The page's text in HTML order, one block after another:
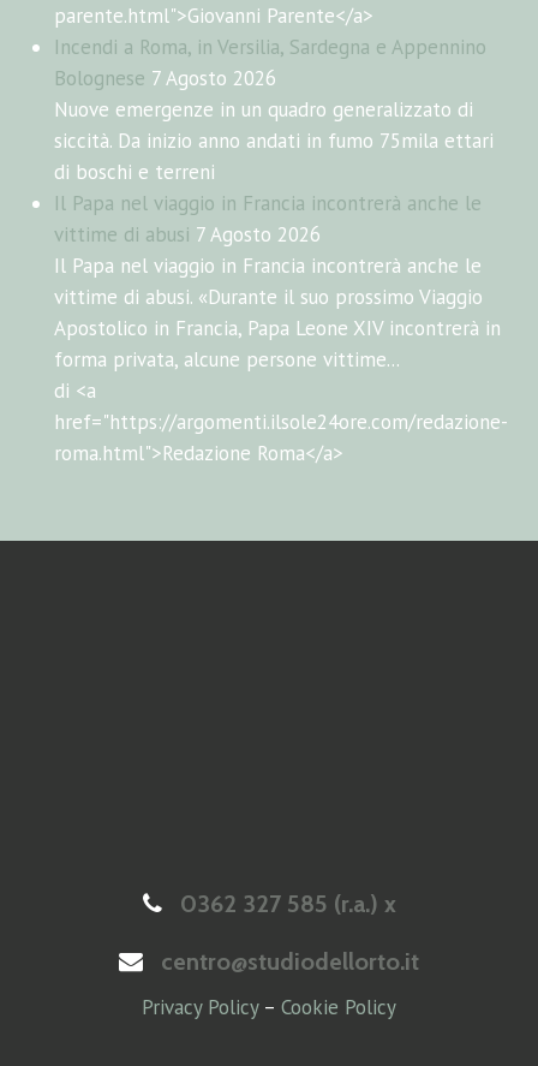
parente.html">Giovanni Parente</a>
Incendi a Roma, in Versilia, Sardegna e Appennino
Bolognese 7 Agosto 2026
Nuove emergenze in un quadro generalizzato di
siccità. Da inizio anno andati in fumo 75mila ettari
di boschi e terreni
Il Papa nel viaggio in Francia incontrerà anche le
vittime di abusi 7 Agosto 2026
Il Papa nel viaggio in Francia incontrerà anche le
vittime di abusi. «Durante il suo prossimo Viaggio
Apostolico in Francia, Papa Leone XIV incontrerà in
forma privata, alcune persone vittime...
di <a
href="https://argomenti.ilsole24ore.com/redazione-
roma.html">Redazione Roma</a>
0362 327 585 (r.a.) x
centro@studiodellorto.it
Privacy Policy– Cookie Policy